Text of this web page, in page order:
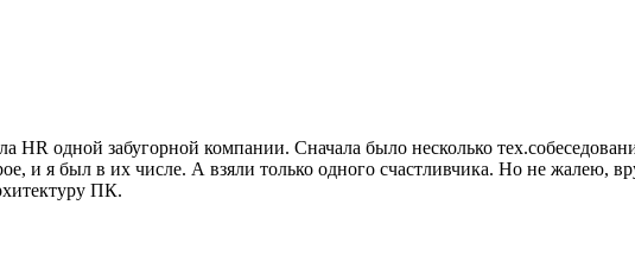
HR одной забугорной компании. Сначала было несколько
и я был в их числе. А взяли только одного счастливчика. Но не жалею,
ПК.